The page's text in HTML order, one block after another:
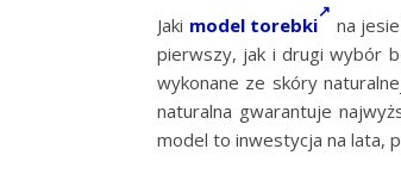
Jaki model torebki
na
pierwszy, jak i drugi wybór
wykonane ze skóry
naturalna gwarantuje
model to inwestycja na lata,